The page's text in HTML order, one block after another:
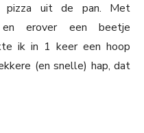
pizza uit de pan. Met
erover een beetje
ik in 1 keer een hoop
(en snelle) hap, dat